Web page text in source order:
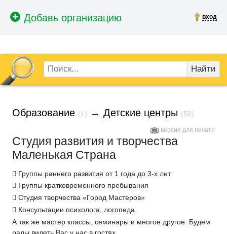
вход
Найти
Образование (1) → Детские центры (50)
версия для печати
Студия развития и творчества
Маленькая Страна
 Группы раннего развития от 1 года до 3-х лет
 Группы кратковременного пребывания
 Студия творчества «Город Мастеров»
 Консультации психолога, логопеда.
А так же мастер классы, семинары и многое другое. Будем